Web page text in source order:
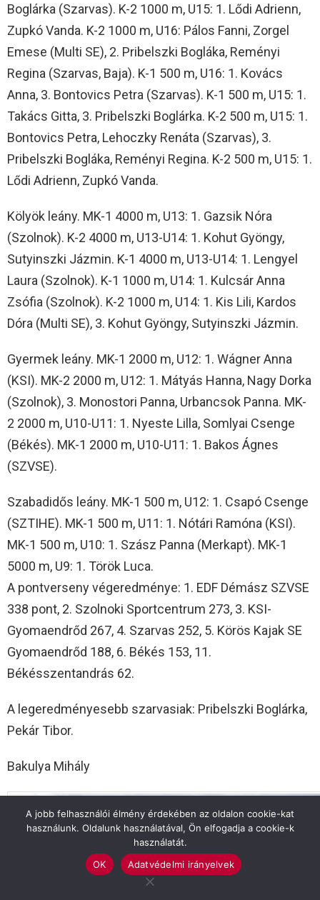
Boglárka (Szarvas). K-2 1000 m, U15: 1. Lődi Adrienn,
Zupkó Vanda. K-2 1000 m, U16: Pálos Fanni, Zorgel
Emese (Multi SE), 2. Pribelszki Bogláka, Reményi
Regina (Szarvas, Baja). K-1 500 m, U16: 1. Kovács
Anna, 3. Bontovics Petra (Szarvas). K-1 500 m, U15: 1.
Takács Gitta, 3. Pribelszki Boglárka. K-2 500 m, U15: 1.
Bontovics Petra, Lehoczky Renáta (Szarvas), 3.
Pribelszki Bogláka, Reményi Regina. K-2 500 m, U15: 1.
Lődi Adrienn, Zupkó Vanda.
Kölyök leány. MK-1 4000 m, U13: 1. Gazsik Nóra
(Szolnok). K-2 4000 m, U13-U14: 1. Kohut Gyöngy,
Sutyinszki Jázmin. K-1 4000 m, U13-U14: 1. Lengyel
Laura (Szolnok). K-1 1000 m, U14: 1. Kulcsár Anna
Zsófia (Szolnok). K-2 1000 m, U14: 1. Kis Lili, Kardos
Dóra (Multi SE), 3. Kohut Gyöngy, Sutyinszki Jázmin.
Gyermek leány. MK-1 2000 m, U12: 1. Wágner Anna
(KSI). MK-2 2000 m, U12: 1. Mátyás Hanna, Nagy Dorka
(Szolnok), 3. Monostori Panna, Urbancsok Panna. MK-
2 2000 m, U10-U11: 1. Nyeste Lilla, Somlyai Csenge
(Békés). MK-1 2000 m, U10-U11: 1. Bakos Ágnes
(SZVSE).
Szabadidős leány. MK-1 500 m, U12: 1. Csapó Csenge
(SZTIHE). MK-1 500 m, U11: 1. Nótári Ramóna (KSI).
MK-1 500 m, U10: 1. Szász Panna (Merkapt). MK-1
5000 m, U9: 1. Török Luca.
A pontverseny végeredménye: 1. EDF Démász SZVSE
338 pont, 2. Szolnoki Sportcentrum 273, 3. KSI-
Gyomaendrőd 267, 4. Szarvas 252, 5. Körös Kajak SE
Gyomaendrőd 188, 6. Békés 153, 11.
Békésszentandrás 62.
A legeredményesebb szarvasiak: Pribelszki Boglárka,
Pekár Tibor.
Bakulya Mihály
A jobb felhasználói élmény érdekében az oldalon cookie-kat
használunk. Oldalunk használatával, Ön elfogadja a cookie-k
használatát.
OK
Adatvédelmi irányelvek